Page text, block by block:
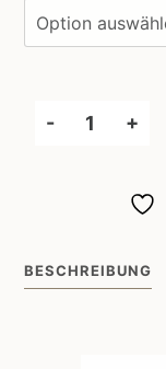
-
Little
Wandfarbe
Menge
+
BESCHREIBUNG